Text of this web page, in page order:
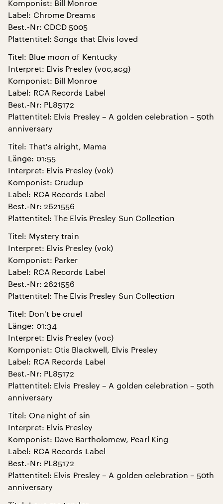
Komponist: Bill Monroe
Label: Chrome Dreams
Best.-Nr: CDCD 5005
Plattentitel: Songs that Elvis loved
Titel: Blue moon of Kentucky
Interpret: Elvis Presley (voc,acg)
Komponist: Bill Monroe
Label: RCA Records Label
Best.-Nr: PL85172
Plattentitel: Elvis Presley – A golden celebration – 50th
anniversary
Titel: That's alright, Mama
Länge: 01:55
Interpret: Elvis Presley (vok)
Komponist: Crudup
Label: RCA Records Label
Best.-Nr: 2621556
Plattentitel: The Elvis Presley Sun Collection
Titel: Mystery train
Interpret: Elvis Presley (vok)
Komponist: Parker
Label: RCA Records Label
Best.-Nr: 2621556
Plattentitel: The Elvis Presley Sun Collection
Titel: Don't be cruel
Länge: 01:34
Interpret: Elvis Presley (voc)
Komponist: Otis Blackwell, Elvis Presley
Label: RCA Records Label
Best.-Nr: PL85172
Plattentitel: Elvis Presley – A golden celebration – 50th
anniversary
Titel: One night of sin
Interpret: Elvis Presley
Komponist: Dave Bartholomew, Pearl King
Label: RCA Records Label
Best.-Nr: PL85172
Plattentitel: Elvis Presley – A golden celebration – 50th
anniversary